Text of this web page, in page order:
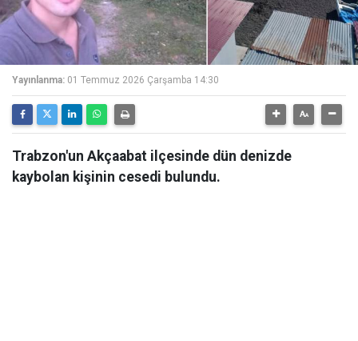
Yayınlanma: 01 Temmuz 2026 Çarşamba 14:30
Trabzon'un Akçaabat ilçesinde dün denizde
kaybolan kişinin cesedi bulundu.